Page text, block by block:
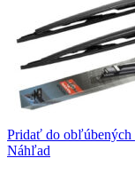
Pridať do obľúbených
Náhľad